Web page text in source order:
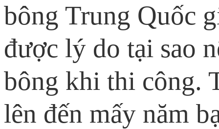
bông Trung Quốc
được lý do tại sao
bông khi thi công.
lên đến mấy năm